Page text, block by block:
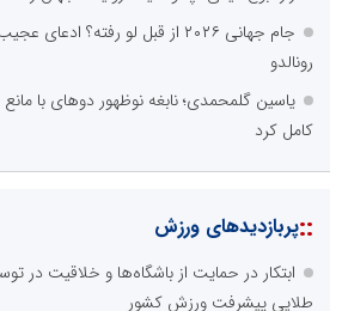
چیستی طراشعر از نگاه امین افضل‌پور؛ چگونه
در جایگاه حرف، شعر را از متن خطی به میدان
الگوپذیری خلاق، بهره‌گیری از هوش
ضلع موفقیت جوانان کارآفرین
کند؟
دکتر مرتضی پرهیزگار: نسخه نجات تعاون،
راه قدیم